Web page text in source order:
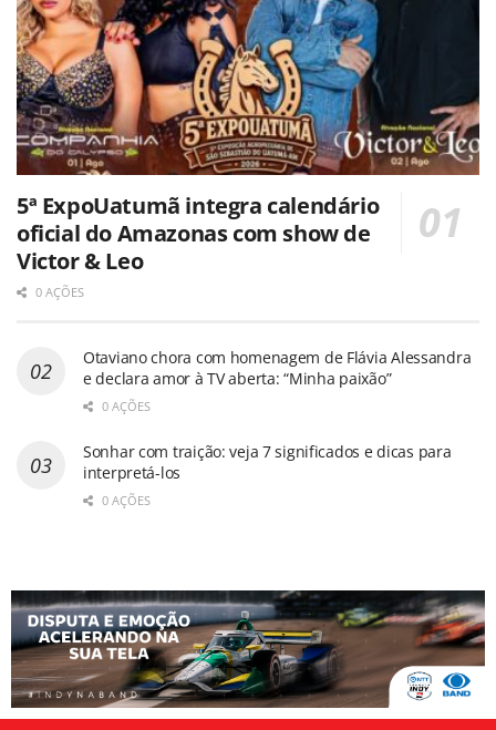
5ª ExpoUatumã integra calendário
oficial do Amazonas com show de
Victor & Leo
0 AÇÕES
Otaviano chora com homenagem de Flávia Alessandra
e declara amor à TV aberta: “Minha paixão”
0 AÇÕES
Sonhar com traição: veja 7 significados e dicas para
interpretá-los
0 AÇÕES